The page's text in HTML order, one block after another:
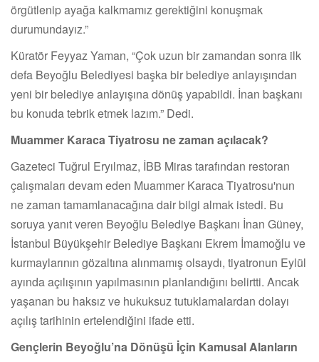
örgütlenip ayağa kalkmamız gerektiğini konuşmak
durumundayız.”
Küratör Feyyaz Yaman, “Çok uzun bir zamandan sonra ilk
defa Beyoğlu Belediyesi başka bir belediye anlayışından
yeni bir belediye anlayışına dönüş yapabildi. İnan başkanı
bu konuda tebrik etmek lazım.” Dedi.
Muammer Karaca Tiyatrosu ne zaman açılacak?
Gazeteci Tuğrul Eryılmaz, İBB Miras tarafından restoran
çalışmaları devam eden Muammer Karaca Tiyatrosu'nun
ne zaman tamamlanacağına dair bilgi almak istedi. Bu
soruya yanıt veren Beyoğlu Belediye Başkanı İnan Güney,
İstanbul Büyükşehir Belediye Başkanı Ekrem İmamoğlu ve
kurmaylarının gözaltına alınmamış olsaydı, tiyatronun Eylül
ayında açılışının yapılmasının planlandığını belirtti. Ancak
yaşanan bu haksız ve hukuksuz tutuklamalardan dolayı
açılış tarihinin ertelendiğini ifade etti.
Gençlerin Beyoğlu’na Dönüşü İçin Kamusal Alanların